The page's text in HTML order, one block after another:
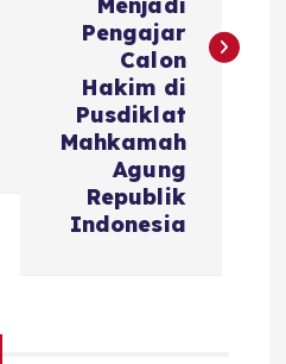
Pengajar
Calon
Hakim di
Pusdiklat
Mahkamah
Agung
Republik
Indonesia